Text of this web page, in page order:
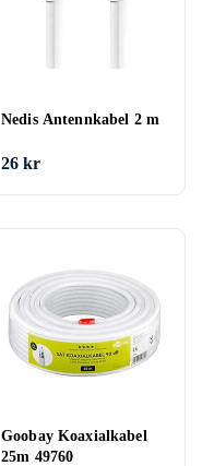
Nedis Antennkabel 2 m
26 kr
Goobay Koaxialkabel
25m 49760